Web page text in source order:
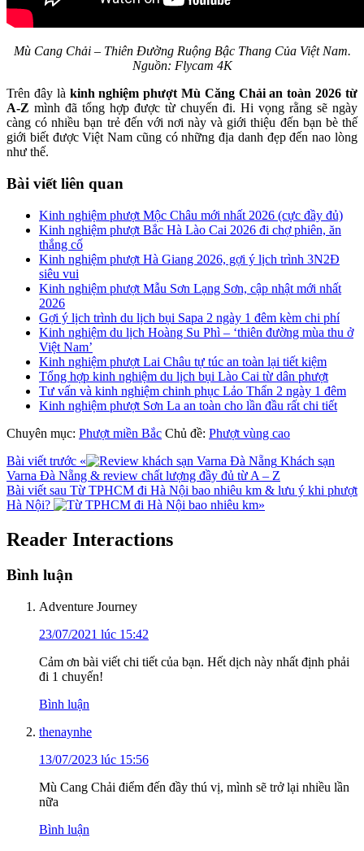
Mù Cang Chải – Thiên Đường Ruộng Bậc Thang Của Việt Nam.
Nguồn: Flycam 4K
Trên đây là kinh nghiệm phượt Mù Căng Chải an toàn 2026 từ
A-Z mình đã tổng hợp được từ chuyến đi. Hi vọng rằng sẽ ngày
càng có nhiều bạn trẻ đến với nơi này và giới thiệu đến bạn bè thế
giới biết được Việt Nam cũng có những địa danh đẹp đến nao lòng
như thế.
Bài viết liên quan
Kinh nghiệm phượt Mộc Châu mới nhất 2026 (cực đầy đủ)
Kinh nghiệm phượt Bắc Hà Lào Cai 2026 đi chợ phiên, ăn
thắng cố
Kinh nghiệm phượt Hà Giang 2026, gợi ý lịch trình 3N2Đ
siêu vui
Kinh nghiệm phượt Mẫu Sơn Lạng Sơn, cập nhật mới nhất
2026
Gợi ý lịch trình du lịch bụi Sapa 2 ngày 1 đêm kèm chi phí
Kinh nghiệm du lịch Hoàng Su Phì – ‘thiên đường mùa thu ở
Việt Nam’
Kinh nghiệm phượt Lai Châu tự túc an toàn lại tiết kiệm
Tổng hợp kinh nghiệm du lịch bụi Lào Cai từ dân phượt
Tư vấn và kinh nghiệm chinh phục Lảo Thẩn 2 ngày 1 đêm
Kinh nghiệm phượt Sơn La an toàn cho lần đầu rất chi tiết
Chuyên mục: Phượt miền Bắc Chủ đề: Phượt vùng cao
Bài viết trước «
Khách sạn
Varna Đà Nẵng & review chất lượng đầy đủ từ A – Z
Bài viết sau Từ TPHCM đi Hà Nội bao nhiêu km & lưu ý khi phượt
Hà Nội?
»
Reader Interactions
Bình luận
Adventure Journey
23/07/2021 lúc 15:42
Cảm ơn bài viết chi tiết của bạn. Hết dịch này nhất định phải
đi 1 chuyến!
Bình luận
thenaynhe
13/07/2023 lúc 15:56
Mù Cang Chải điểm đến đầy thú vị, mình sẽ trở lại nhiều lần
nữa
Bình luận